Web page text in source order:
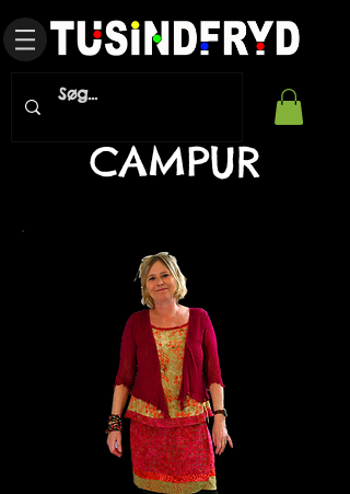
CAMPUR